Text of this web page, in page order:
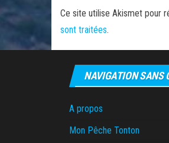
Ce site utilise Akismet pour
sont traitées.
NAVIGATION SANS
A propos
Mon Pêche Tonton